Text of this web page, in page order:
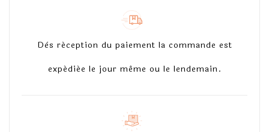
Dès réception du paiement la commande est
expédiée le jour même ou le lendemain.